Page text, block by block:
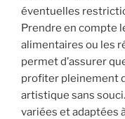
éventuelles
Prendre en compte
alimentaires ou les
permet d’assurer
profiter pleinement
artistique sans
variées et adaptées